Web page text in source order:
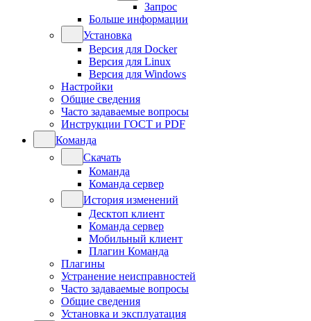
Запрос
Больше информации
Установка
Версия для Docker
Версия для Linux
Версия для Windows
Настройки
Общие сведения
Часто задаваемые вопросы
Инструкции ГОСТ и PDF
Команда
Скачать
Команда
Команда сервер
История изменений
Десктоп клиент
Команда сервер
Мобильный клиент
Плагин Команда
Плагины
Устранение неисправностей
Часто задаваемые вопросы
Общие сведения
Установка и эксплуатация